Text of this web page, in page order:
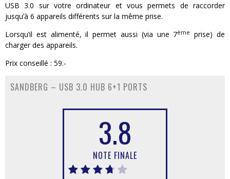
USB 3.0 sur votre ordinateur et vous permets de raccorder
jusqu’à 6 appareils différents sur la même prise.
Lorsqu’il est alimenté, il permet aussi (via une 7ème
prise) de
charger des appareils.
Prix conseillé : 59.-
SANDBERG – USB 3.0 HUB 6+1 PORTS
3.8
NOTE FINALE